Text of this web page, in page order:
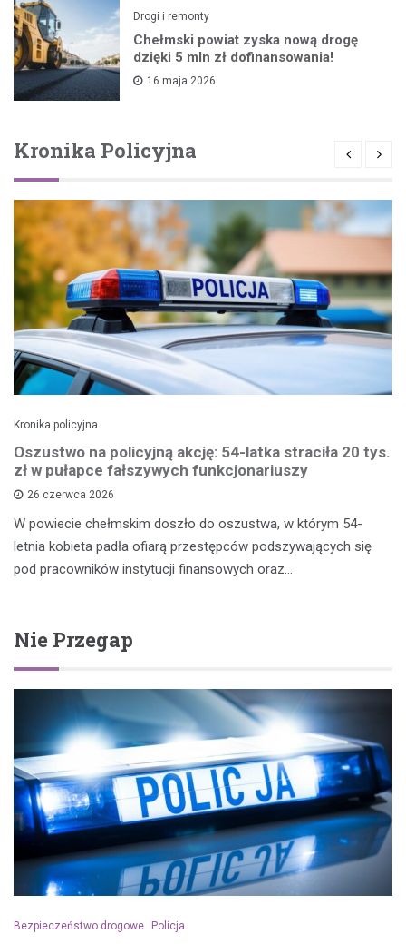
Drogi i remonty
Chełmski powiat zyska nową drogę
dzięki 5 mln zł dofinansowania!
16 maja 2026
Kronika Policyjna
Kronika policyjna
Oszustwo na policyjną akcję: 54-latka straciła 20 tys.
zł w pułapce fałszywych funkcjonariuszy
26 czerwca 2026
W powiecie chełmskim doszło do oszustwa, w którym 54-
letnia kobieta padła ofiarą przestępców podszywających się
pod pracowników instytucji finansowych oraz…
Nie Przegap
Bezpieczeństwo drogowe Policja